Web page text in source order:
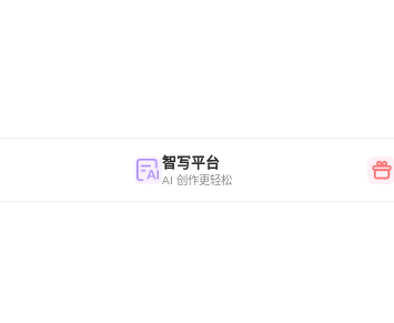
智写平台
AI 创作更轻松